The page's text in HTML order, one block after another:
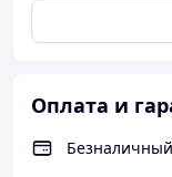
Оплата и